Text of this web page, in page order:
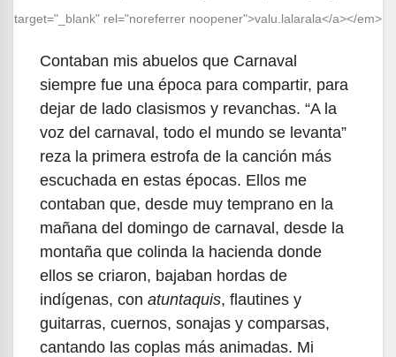
target="_blank" rel="noreferrer noopener">valu.lalarala</a></em>
Contaban mis abuelos que Carnaval
siempre fue una época para compartir, para
dejar de lado clasismos y revanchas. “A la
voz del carnaval, todo el mundo se levanta”
reza la primera estrofa de la canción más
escuchada en estas épocas. Ellos me
contaban que, desde muy temprano en la
mañana del domingo de carnaval, desde la
montaña que colinda la hacienda donde
ellos se criaron, bajaban hordas de
indígenas, con atuntaquis, flautines y
guitarras, cuernos, sonajas y comparsas,
cantando las coplas más animadas. Mi